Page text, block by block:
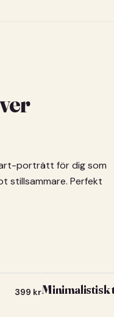
art-porträtt för dig som
stillsammare. Perfekt
399 krMinimalistisk